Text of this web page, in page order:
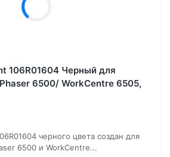
106R01604 Черный для
6500/ WorkCentre 6505,
черного цвета создан для
6500 и WorkCentre...